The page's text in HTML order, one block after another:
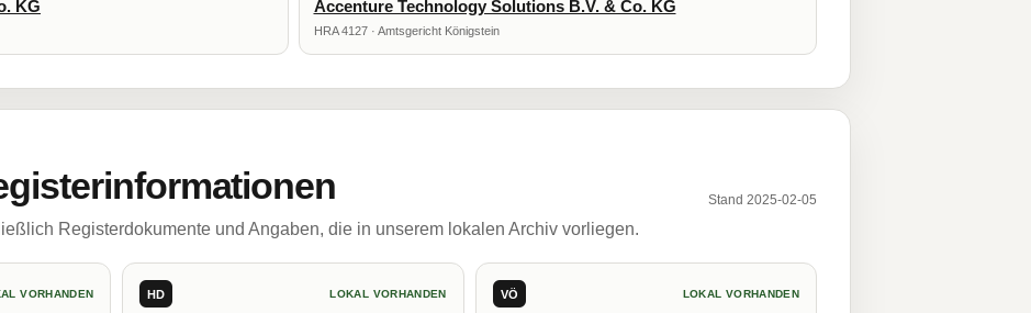
KG Accenture Technology Solutions B.V. & Co. KG
HRA 4127 · Amtsgericht Königstein
Stand 2025-02-05
Registerdokumente und Angaben, die in unserem lokalen Archiv vorliegen.
VORHANDEN HD LOKAL VORHANDEN VÖ LOKAL VORHANDEN